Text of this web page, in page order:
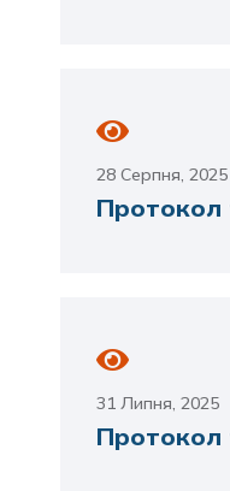
28 Серпня, 2025
Протокол
31 Липня, 2025
Протокол